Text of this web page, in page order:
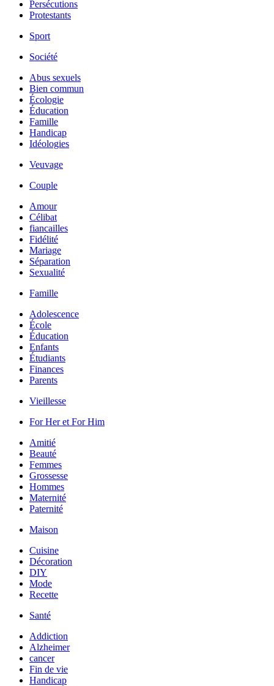
Persécutions
Protestants
Sport
Société
Abus sexuels
Bien commun
Écologie
Éducation
Famille
Handicap
Idéologies
Veuvage
Couple
Amour
Célibat
fiancailles
Fidélité
Mariage
Séparation
Sexualité
Famille
Adolescence
École
Éducation
Enfants
Étudiants
Finances
Parents
Vieillesse
For Her et For Him
Amitié
Beauté
Femmes
Grossesse
Hommes
Maternité
Paternité
Maison
Cuisine
Décoration
DIY
Mode
Recette
Santé
Addiction
Alzheimer
cancer
Fin de vie
Handicap